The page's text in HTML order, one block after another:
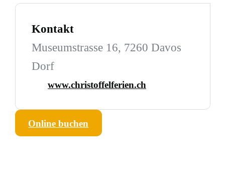
Kontakt
Museumstrasse 16, 7260 Davos
Dorf
www.christoffelferien.ch
Online buchen